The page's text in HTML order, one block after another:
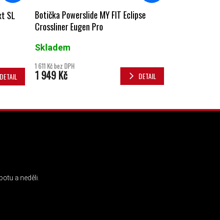
SL
Botička Powerslide MY FIT Eclipse
Crossliner Eugen Pro
Skladem
1 611 Kč bez DPH
1 949 Kč DETAIL
a neděli.